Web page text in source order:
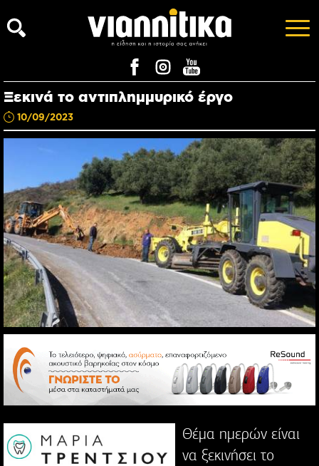
Ξεκινά το αντιπλημμυρικό έργο
10/09/2023
Θέμα ημερών είναι
να ξεκινήσει το